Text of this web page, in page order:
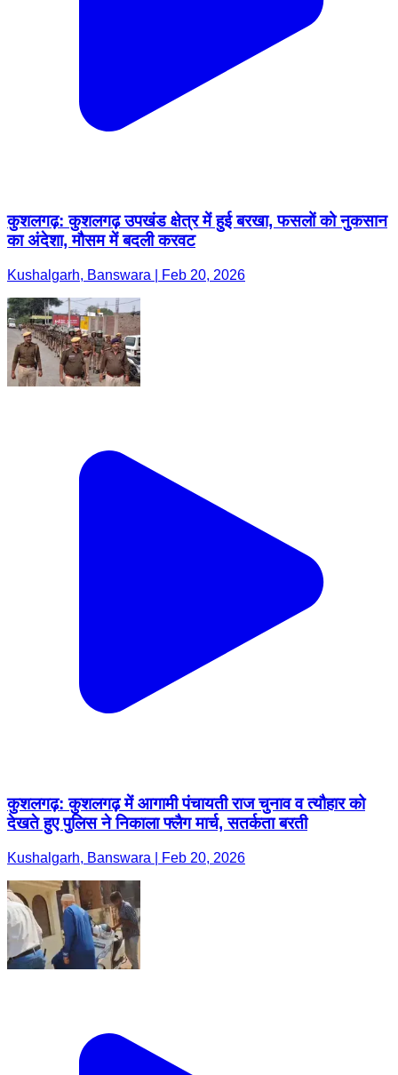
कुशलगढ़: कुशलगढ़ उपखंड क्षेत्र में हुई बरखा, फसलों को नुकसान
का अंदेशा, मौसम में बदली करवट
Kushalgarh, Banswara | Feb 20, 2026
कुशलगढ़: कुशलगढ़ में आगामी पंचायती राज चुनाव व त्यौहार को
देखते हुए पुलिस ने निकाला फ्लैग मार्च, सतर्कता बरती
Kushalgarh, Banswara | Feb 20, 2026